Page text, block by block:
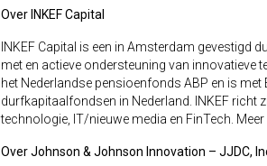
Over INKEF Capital
INKEF Capital is een in Amsterdam
met en actieve ondersteuning van innovatieve
het Nederlandse pensioenfonds ABP en is
durfkapitaalfondsen in Nederland. INKEF richt
technologie, IT/nieuwe media en FinTech.
Over Johnson & Johnson Innovation – JJDC,